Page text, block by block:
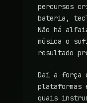
percursos
bateria,
Não há
música o
resultado
Daí a força
plataformas
quais